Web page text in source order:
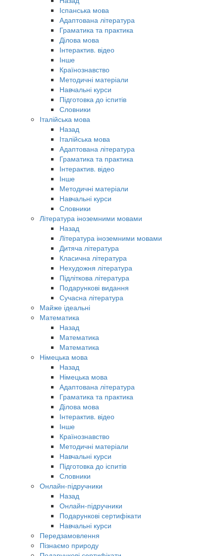
Іспанська мова
Адаптована література
Граматика та практика
Ділова мова
Інтерактив. відео
Інше
Країнознавство
Методичні матеріали
Навчальні курси
Підготовка до іспитів
Словники
Італійська мова
Назад
Італійська мова
Адаптована література
Граматика та практика
Інтерактив. відео
Інше
Методичні матеріали
Навчальні курси
Словники
Література іноземними мовами
Назад
Література іноземними мовами
Дитяча література
Класична література
Нехудожня література
Підліткова література
Подарункові видання
Сучасна література
Майже ідеальні
Математика
Назад
Математика
Математика
Німецька мова
Назад
Німецька мова
Адаптована література
Граматика та практика
Ділова мова
Інтерактив. відео
Інше
Країнознавство
Методичні матеріали
Навчальні курси
Підготовка до іспитів
Словники
Онлайн-підручники
Назад
Онлайн-підручники
Подарункові сертифікати
Навчальні курси
Передзамовлення
Пізнаємо природу